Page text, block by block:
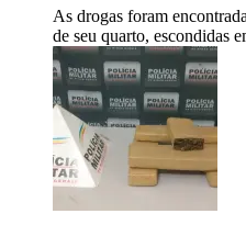
As drogas foram
de seu quarto, escondidas